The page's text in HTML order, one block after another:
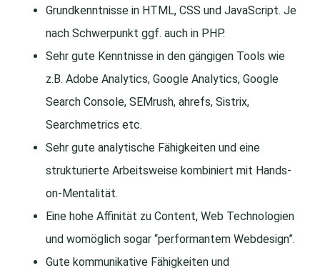
Grundkenntnisse in HTML, CSS und JavaScript. Je
nach Schwerpunkt ggf. auch in PHP.
Sehr gute Kenntnisse in den gängigen Tools wie
z.B. Adobe Analytics, Google Analytics, Google
Search Console, SEMrush, ahrefs, Sistrix,
Searchmetrics etc.
Sehr gute analytische Fähigkeiten und eine
strukturierte Arbeitsweise kombiniert mit Hands-
on-Mentalität.
Eine hohe Affinität zu Content, Web Technologien
und womöglich sogar “performantem Webdesign”.
Gute kommunikative Fähigkeiten und